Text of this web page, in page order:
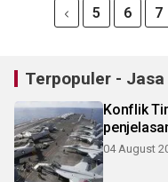
5 6 7
Terpopuler -
Konflik
04 August